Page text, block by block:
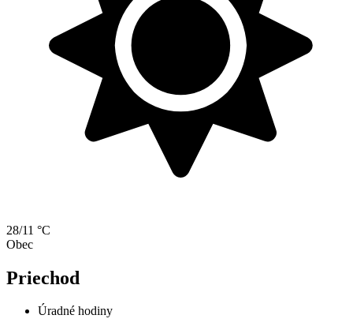
28/11 °C
Obec
Priechod
Úradné hodiny